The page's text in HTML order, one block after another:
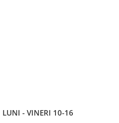
LUNI - VINERI 10-16